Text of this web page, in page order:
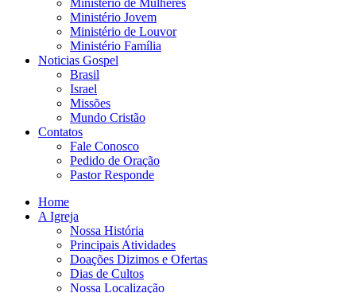
Ministério de Mulheres
Ministério Jovem
Ministério de Louvor
Ministério Família
Noticias Gospel
Brasil
Israel
Missões
Mundo Cristão
Contatos
Fale Conosco
Pedido de Oração
Pastor Responde
Home
A Igreja
Nossa História
Principais Atividades
Doações Dizimos e Ofertas
Dias de Cultos
Nossa Localização